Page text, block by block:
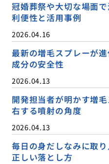
冠婚葬祭や大切な場面
利便性と活用事例
2026.04.16
最新の増毛スプレーが
成分の安全性
2026.04.13
開発担当者が明かす増
右する噴射の角度
2026.04.13
毎日の身だしなみに取
正しい落とし方